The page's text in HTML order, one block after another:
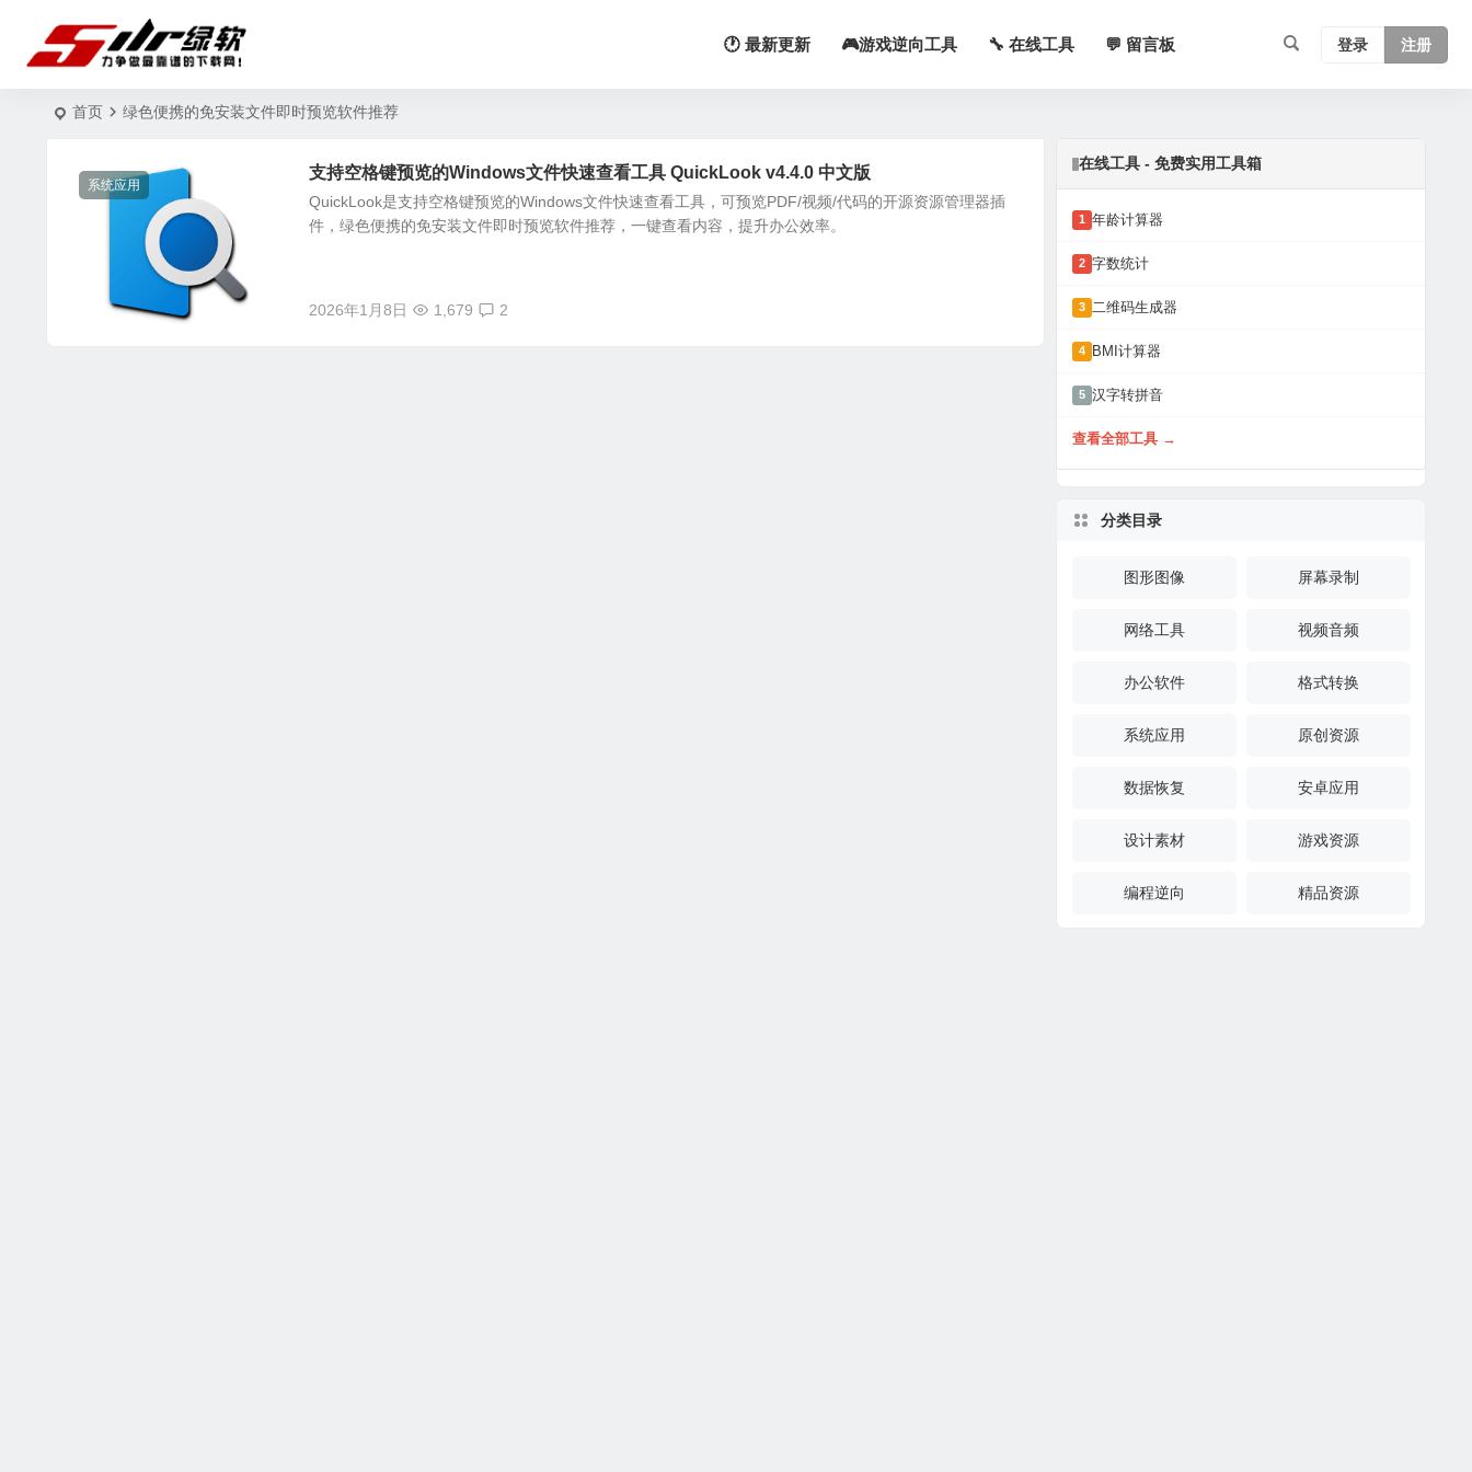
🕐 最新更新 🎮游戏逆向工具 🔧 在线工具 💬 留言板 登录 注册
首页 绿色便携的免安装文件即时预览软件推荐
系统应用
支持空格键预览的Windows文件快速查看工具 QuickLook v4.4.0 中文版
QuickLook是支持空格键预览的Windows文件快速查看工具，可预览PDF/视频/代码的开源资源管理器插
件，绿色便携的免安装文件即时预览软件推荐，一键查看内容，提升办公效率。
2026年1月8日 1,679 2
在线工具 - 免费实用工具箱
1 年龄计算器
2 字数统计
3 二维码生成器
4 BMI计算器
5 汉字转拼音
查看全部工具 →
分类目录
图形图像 屏幕录制
网络工具 视频音频
办公软件 格式转换
系统应用 原创资源
数据恢复 安卓应用
设计素材 游戏资源
编程逆向 精品资源